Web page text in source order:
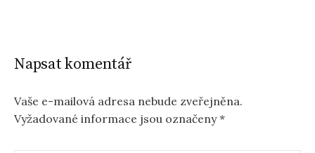
Napsat komentář
Vaše e-mailová adresa nebude zveřejněna.
Vyžadované informace jsou označeny*